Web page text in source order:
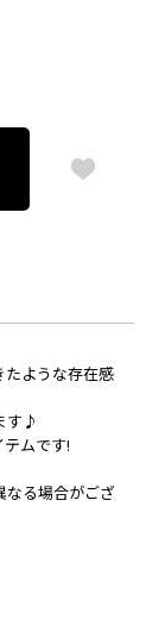
たような存在感
す♪
ムです!
なる場合がござ